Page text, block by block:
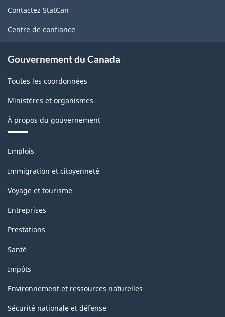
ce
site
Contactez StatCan
Centre de confiance
Gouvernement du Canada
Toutes les coordonnées
Ministères et organismes
À propos du gouvernement
Thèmes
sujets
Emplois
Immigration et citoyenneté
Voyage et tourisme
Entreprises
Prestations
Santé
Impôts
Environnement et ressources naturelles
Sécurité nationale et défense